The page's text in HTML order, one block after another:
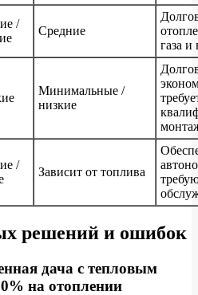
/
Средние
газа и
Минимальные /
низкие
/
Зависит от топлива
решений и ошибок
дача с тепловым
на отоплении